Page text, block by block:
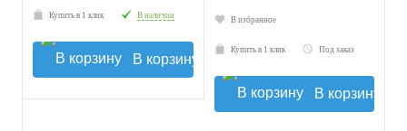
Купить в 1 клик В наличии
В корзину
В избранное
Купить в 1 клик Под заказ
В корзину